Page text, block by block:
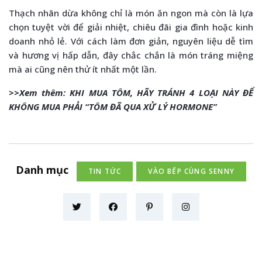
Thạch nhãn dừa không chỉ là món ăn ngon mà còn là lựa
chọn tuyệt vời để giải nhiệt, chiêu đãi gia đình hoặc kinh
doanh nhỏ lẻ. Với cách làm đơn giản, nguyên liệu dễ tìm
và hương vị hấp dẫn, đây chắc chắn là món tráng miệng
mà ai cũng nên thử ít nhất một lần.
>>Xem thêm:KHI MUA TÔM, HÃY TRÁNH 4 LOẠI NÀY ĐỂ
KHÔNG MUA PHẢI “TÔM ĐÃ QUA XỬ LÝ HORMONE”
Danh mục TIN TỨC VÀO BẾP CÙNG SENNY